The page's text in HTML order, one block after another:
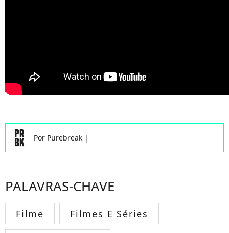
Por Purebreak |
PALAVRAS-CHAVE
Filme Filmes E Séries